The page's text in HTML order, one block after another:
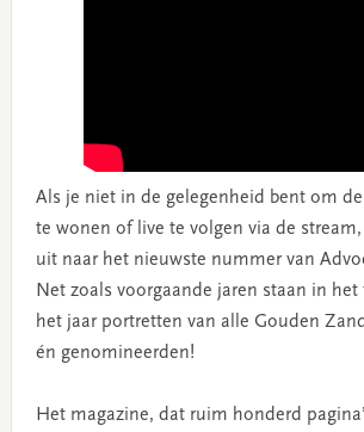
Als je niet in de gelegenheid bent om
te wonen of live te volgen via de stream,
uit naar het nieuwste nummer van
Net zoals voorgaande jaren staan in het
het jaar portretten van alle Gouden
én genomineerden!
Het magazine, dat ruim honderd